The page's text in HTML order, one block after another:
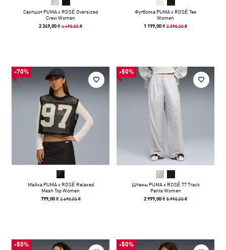
Свитшот PUMA x ROSÉ Oversized
Crew Women
2 249,00 ₴4 490,00 ₴
Футболка PUMA x ROSÉ Tee
Women
1 199,00 ₴2 390,00 ₴
-70%
Майка PUMA x ROSÉ Relaxed
Mesh Top Women
799,00 ₴ 2 690,00 ₴
-50%
Штаны PUMA x ROSÉ T7 Track
Pants Women
2 999,00 ₴5 990,00 ₴
-50% -50%